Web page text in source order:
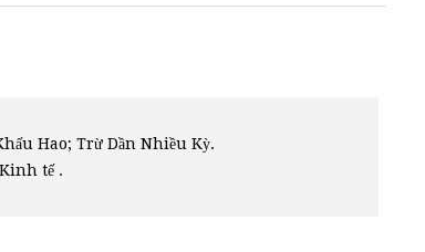
Hao; Trừ Dần Nhiều Kỳ.
tế .